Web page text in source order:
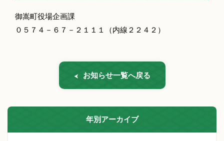
御嵩町役場企画課
０５７４－６７－２１１１（内線２２４２）
お知らせ一覧へ戻る
年別アーカイブ